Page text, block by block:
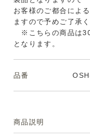
お客様のご都合によ
ますので予めご了承く
※こちらの商品は30
となります。
品番
商品説明